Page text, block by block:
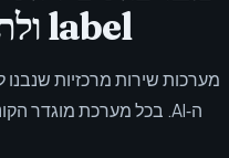
label ולתקופת ה‑AI.
מערכות שירות מרכזיות
ה‑AI. בכל מערכת מוגדר הקונה, הת deliverables והצעד הבא.